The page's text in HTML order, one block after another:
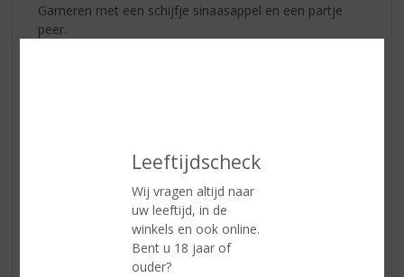
Leeftijdscheck
Wij vragen altijd naar
uw leeftijd, in de
winkels en ook online.
Bent u 18 jaar of
ouder?
Garneren met een schijfje sinaasappel en een partje
peer.